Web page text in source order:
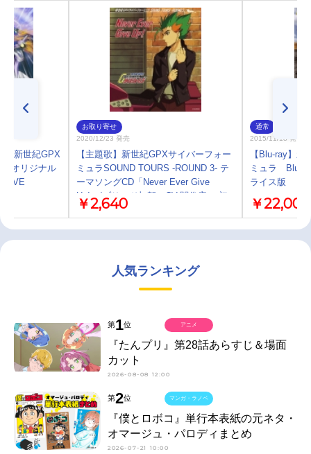
新世紀GPX
オリジナル
お取り寄せ
2020/12/23 発売
【主題歌】新世紀GPXサイバーフォー
ミュラSOUND TOURS -ROUND 3- テ
ーマソングCD「Never Ever Give
Up!」/ブリード加賀（CV.関俊彦） 初
回生産限定
￥2,640
通常
2015/11/18 発売
【Blu-ray】
ミュラ Blu-
ライス版
￥22,000
人気ランキング
第1位
『たんプリ』第28話あらすじ＆場面
カット
2026-08-08 12:00
アニメ
第2位
『僕とロボコ』単行本表紙の元ネタ・
オマージュ・パロディまとめ
2026-07-21 10:00
マンガ・ラノベ